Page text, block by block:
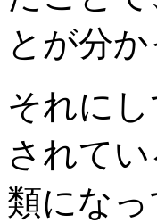
とが分
それに
されて
類にな